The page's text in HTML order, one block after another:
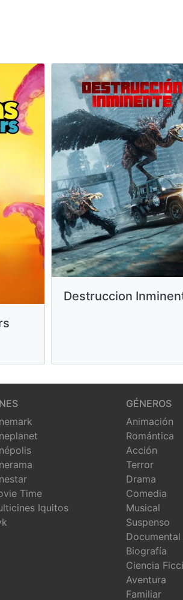
Destruccion
Time
Iquitos
GÉNEROS
Animación
Romántica
Acción
Terror
Drama
Comedia
Musical
Suspenso
Documental
Biografía
Ciencia
Aventura
Familiar